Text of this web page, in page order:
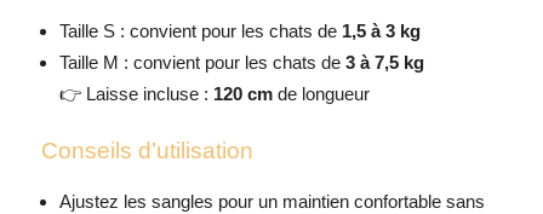
Taille S : convient pour les chats de 1,5 à 3 kg
Taille M : convient pour les chats de 3 à 7,5 kg
👉 Laisse incluse : 120 cmde longueur
Conseils d’utilisation
Ajustez les sangles pour un maintien confortable sans